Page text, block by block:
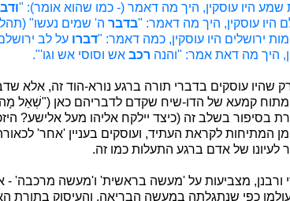
היו עוסקין, היך מה דאמר (- כמו שהוא אומר): "
היו עוסקין, היך מה דאמר: "בדבר ה' שמים נעשו"
ירושלים היו עוסקין, כמה דאמר: "דברו על לב
היך מה דאת אמר: "והנה רכב אש וסוסי אש וגו'".
עוסקים בדברי תורה ברגע נורא-הוד זה, אלא
קמעא של הדו-שיח שקדם לדבריהם כאן ("שְׁאַל
בסיפור בשלב זה (כיצד יילקח אליהו מעל אלישע?
לקראת העתיד, ועוסקים בעניין 'אחר' לכאורה,
לעיונו של אדם ברגע התעלות כמו זה.
ורבנן, מצביעות על 'מעשה בראשית' ו'מעשה מרכבה' -
כפי שנתגלתה במעשה הבריאה, והעיסוק בתורת